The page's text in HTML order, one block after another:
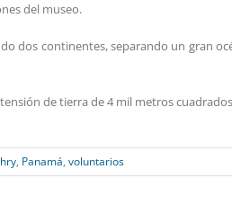
del museo.
dos continentes, separando un gran
de tierra de 4 mil metros
, Panamá, voluntarios